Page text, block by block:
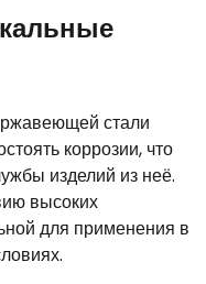
стали
коррозии, что
изделий из неё.
высоких
для применения в